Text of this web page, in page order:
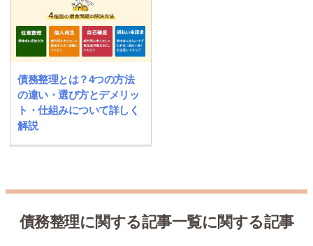
債務整理とは？4つの方法
の違い・選び方とデメリッ
ト・仕組みについて詳しく
解説
債務整理に関する記事一覧に関する記事